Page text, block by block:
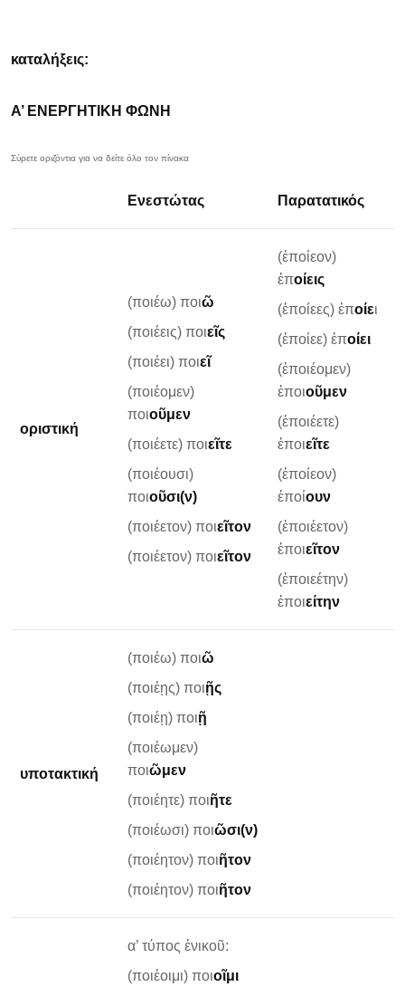
καταλήξεις:
Α’ ΕΝΕΡΓΗΤΙΚΗ ΦΩΝΗ
Ενεστώτας Παρατατικός
οριστική
(ποιέω) ποιῶ
(ποιέεις) ποιεῖς
(ποιέει) ποιεῖ
(ποιέομεν)
ποιοῦμεν
(ποιέετε) ποιεῖτε
(ποιέουσι)
ποιοῦσι(ν)
(ποιέετον) ποιεῖτον
(ποιέετον) ποιεῖτον
(ἐποίεον)
ἐποίεις
(ἐποίεες) ἐποίει
(ἐποίεε) ἐποίει
(ἐποιέομεν)
ἐποιοῦμεν
(ἐποιέετε)
ἐποιεῖτε
(ἐποίεον)
ἐποίουν
(ἐποιέετον)
ἐποιεῖτον
(ἐποιεέτην)
ἐποιείτην
υποτακτική
(ποιέω) ποιῶ
(ποιέῃς) ποιῇς
(ποιέῃ) ποιῇ
(ποιέωμεν)
ποιῶμεν
(ποιέητε) ποιῆτε
(ποιέωσι) ποιῶσι(ν)
(ποιέητον) ποιῆτον
(ποιέητον) ποιῆτον
α’ τύπος ἐνικοῦ:
(ποιέοιμι) ποιοῖμι